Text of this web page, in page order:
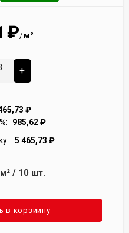
₽/ м²
+
₽
985,62₽
5 465,73 ₽
м² / 10 шт.
в корзиину